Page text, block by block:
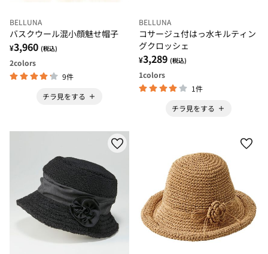
BELLUNA
バスクウール混小顔魅せ帽子
¥3,960 (税込)
2colors
9件
チラ見をする
BELLUNA
コサージュ付はっ水キルティン
グクロッシェ
¥3,289 (税込)
1colors
1件
チラ見をする